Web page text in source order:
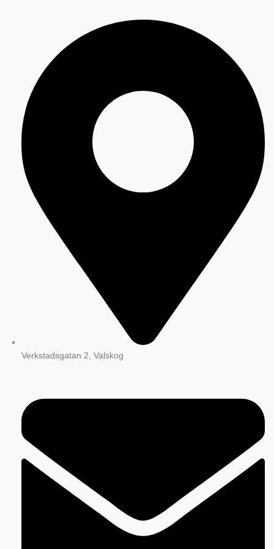
Verkstadsgatan 2, Valskog